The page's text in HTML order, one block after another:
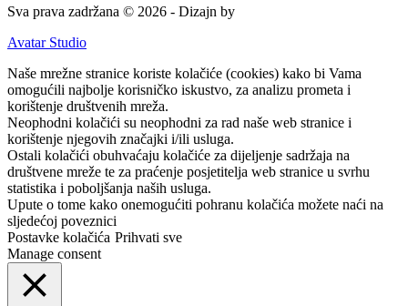
Sva prava zadržana © 2026 - Dizajn by
Avatar Studio
Naše mrežne stranice koriste kolačiće (cookies) kako bi Vama
omogućili najbolje korisničko iskustvo, za analizu prometa i
korištenje društvenih mreža.
Neophodni kolačići su neophodni za rad naše web stranice i
korištenje njegovih značajki i/ili usluga.
Ostali kolačići obuhvaćaju kolačiće za dijeljenje sadržaja na
društvene mreže te za praćenje posjetitelja web stranice u svrhu
statistika i poboljšanja naših usluga.
Upute o tome kako onemogućiti pohranu kolačića možete naći na
sljedećoj poveznici
Postavke kolačića Prihvati sve
Manage consent